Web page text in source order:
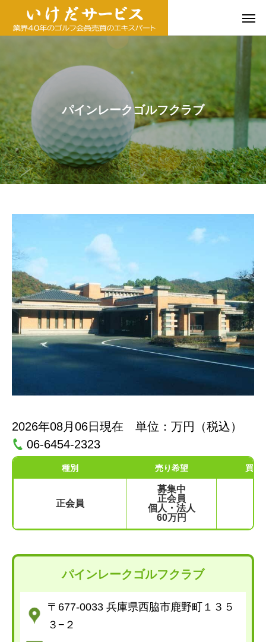
パインレークゴルフクラブ
2026年08月06日現在 単位：万円（税込）
06-6454-2323
種別 売り希望 買い
正会員
募集中
正会員
個人・法人
60万円
パインレークゴルフクラブ
〒677-0033 兵庫県西脇市鹿野町１３５
３−２